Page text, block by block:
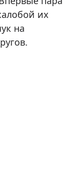
их
на